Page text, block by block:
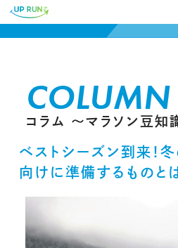
COLUMN
コラム 〜マラソン豆知
ベストシーズン到来！
向けに準備するものと